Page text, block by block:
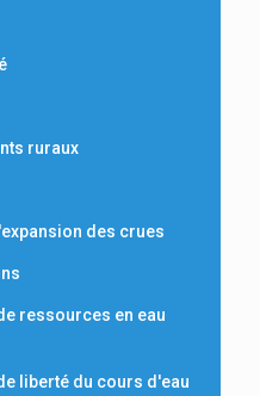
ruraux
des crues
ressources en eau
liberté du cours d'eau